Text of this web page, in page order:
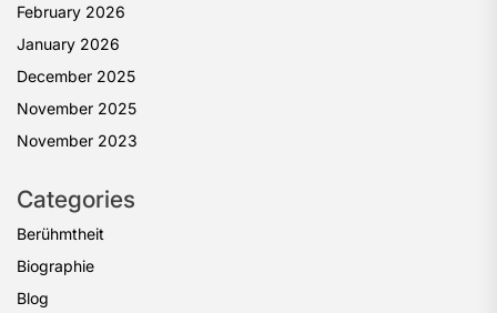
February 2026
January 2026
December 2025
November 2025
November 2023
Categories
Berühmtheit
Biographie
Blog